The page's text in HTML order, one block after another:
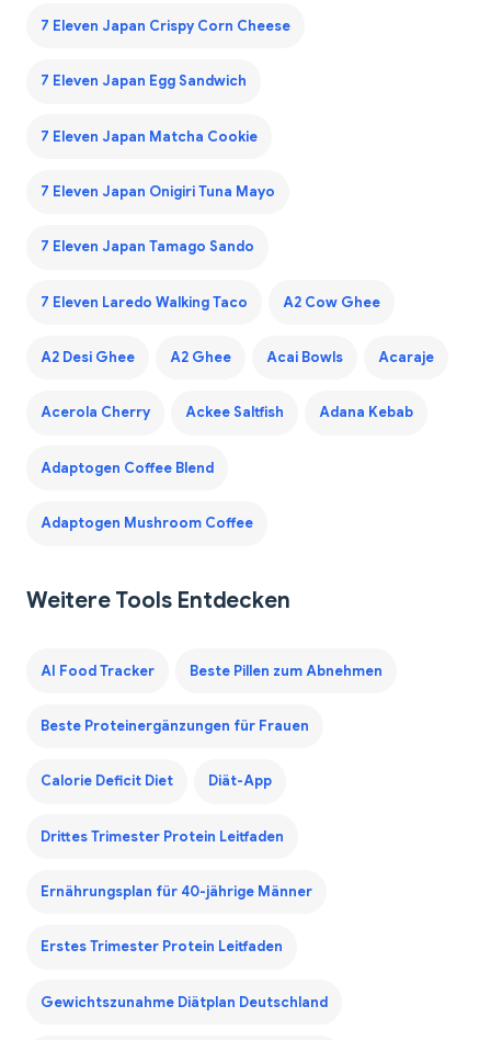
7 Eleven Japan Crispy Corn Cheese
7 Eleven Japan Egg Sandwich
7 Eleven Japan Matcha Cookie
7 Eleven Japan Onigiri Tuna Mayo
7 Eleven Japan Tamago Sando
7 Eleven Laredo Walking Taco A2 Cow Ghee
A2 Desi Ghee A2 Ghee Acai Bowls Acaraje
Acerola Cherry Ackee Saltfish Adana Kebab
Adaptogen Coffee Blend
Adaptogen Mushroom Coffee
Weitere Tools Entdecken
AI Food Tracker Beste Pillen zum Abnehmen
Beste Proteinergänzungen für Frauen
Calorie Deficit Diet Diät-App
Drittes Trimester Protein Leitfaden
Ernährungsplan für 40-jährige Männer
Erstes Trimester Protein Leitfaden
Gewichtszunahme Diätplan Deutschland